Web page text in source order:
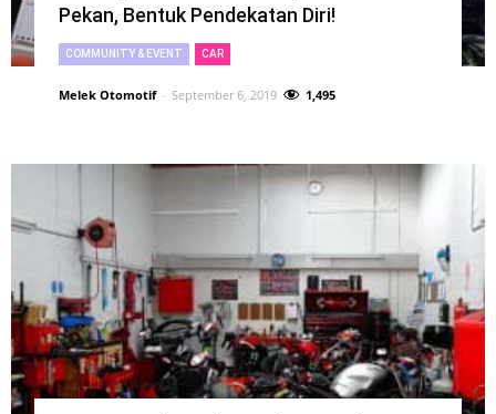
Pekan, Bentuk Pendekatan Diri!
COMMUNITY & EVENT CAR
Melek Otomotif - September 6, 2019 1,495